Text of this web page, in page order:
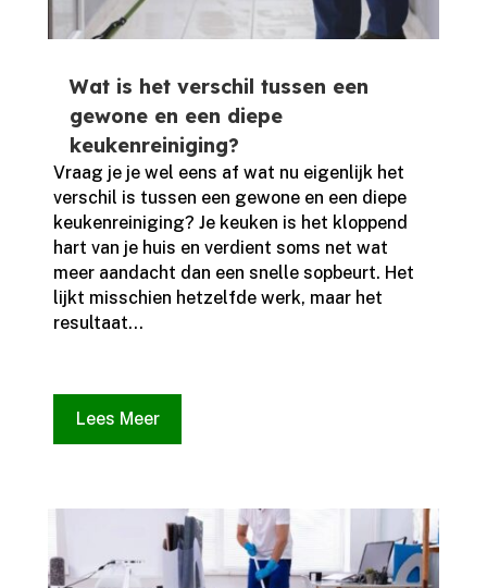
Wat is het verschil tussen een
gewone en een diepe
keukenreiniging?
Vraag je je wel eens af wat nu eigenlijk het
verschil is tussen een gewone en een diepe
keukenreiniging? Je keuken is het kloppend
hart van je huis en verdient soms net wat
meer aandacht dan een snelle sopbeurt.​ Het
lijkt misschien hetzelfde werk, maar het
resultaat...
Lees Meer